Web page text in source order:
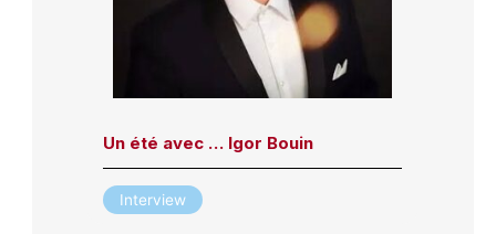
Un été avec … Igor Bouin
Interview